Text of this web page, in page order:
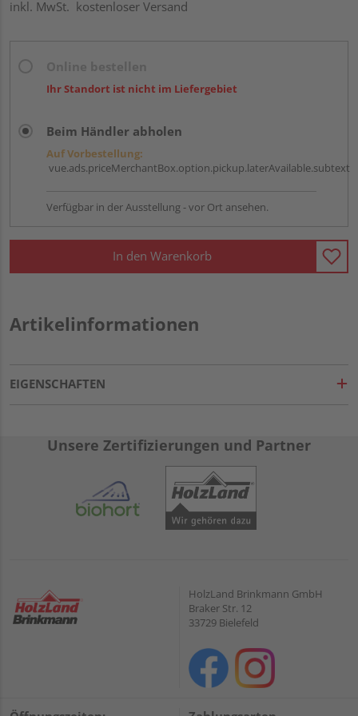
inkl. MwSt. kostenloser Versand
Ihr Standort ist nicht im Liefergebiet
Beim Händler abholen
Auf Vorbestellung:
vue.ads.priceMerchantBox.option.pickup.laterAvailable.subtext
Verfügbar in der Ausstellung - vor Ort ansehen.
In den Warenkorb
Artikelinformationen
EIGENSCHAFTEN
Unsere Zertifizierungen und Partner
HolzLand Brinkmann GmbH
Braker Str. 12
33729 Bielefeld